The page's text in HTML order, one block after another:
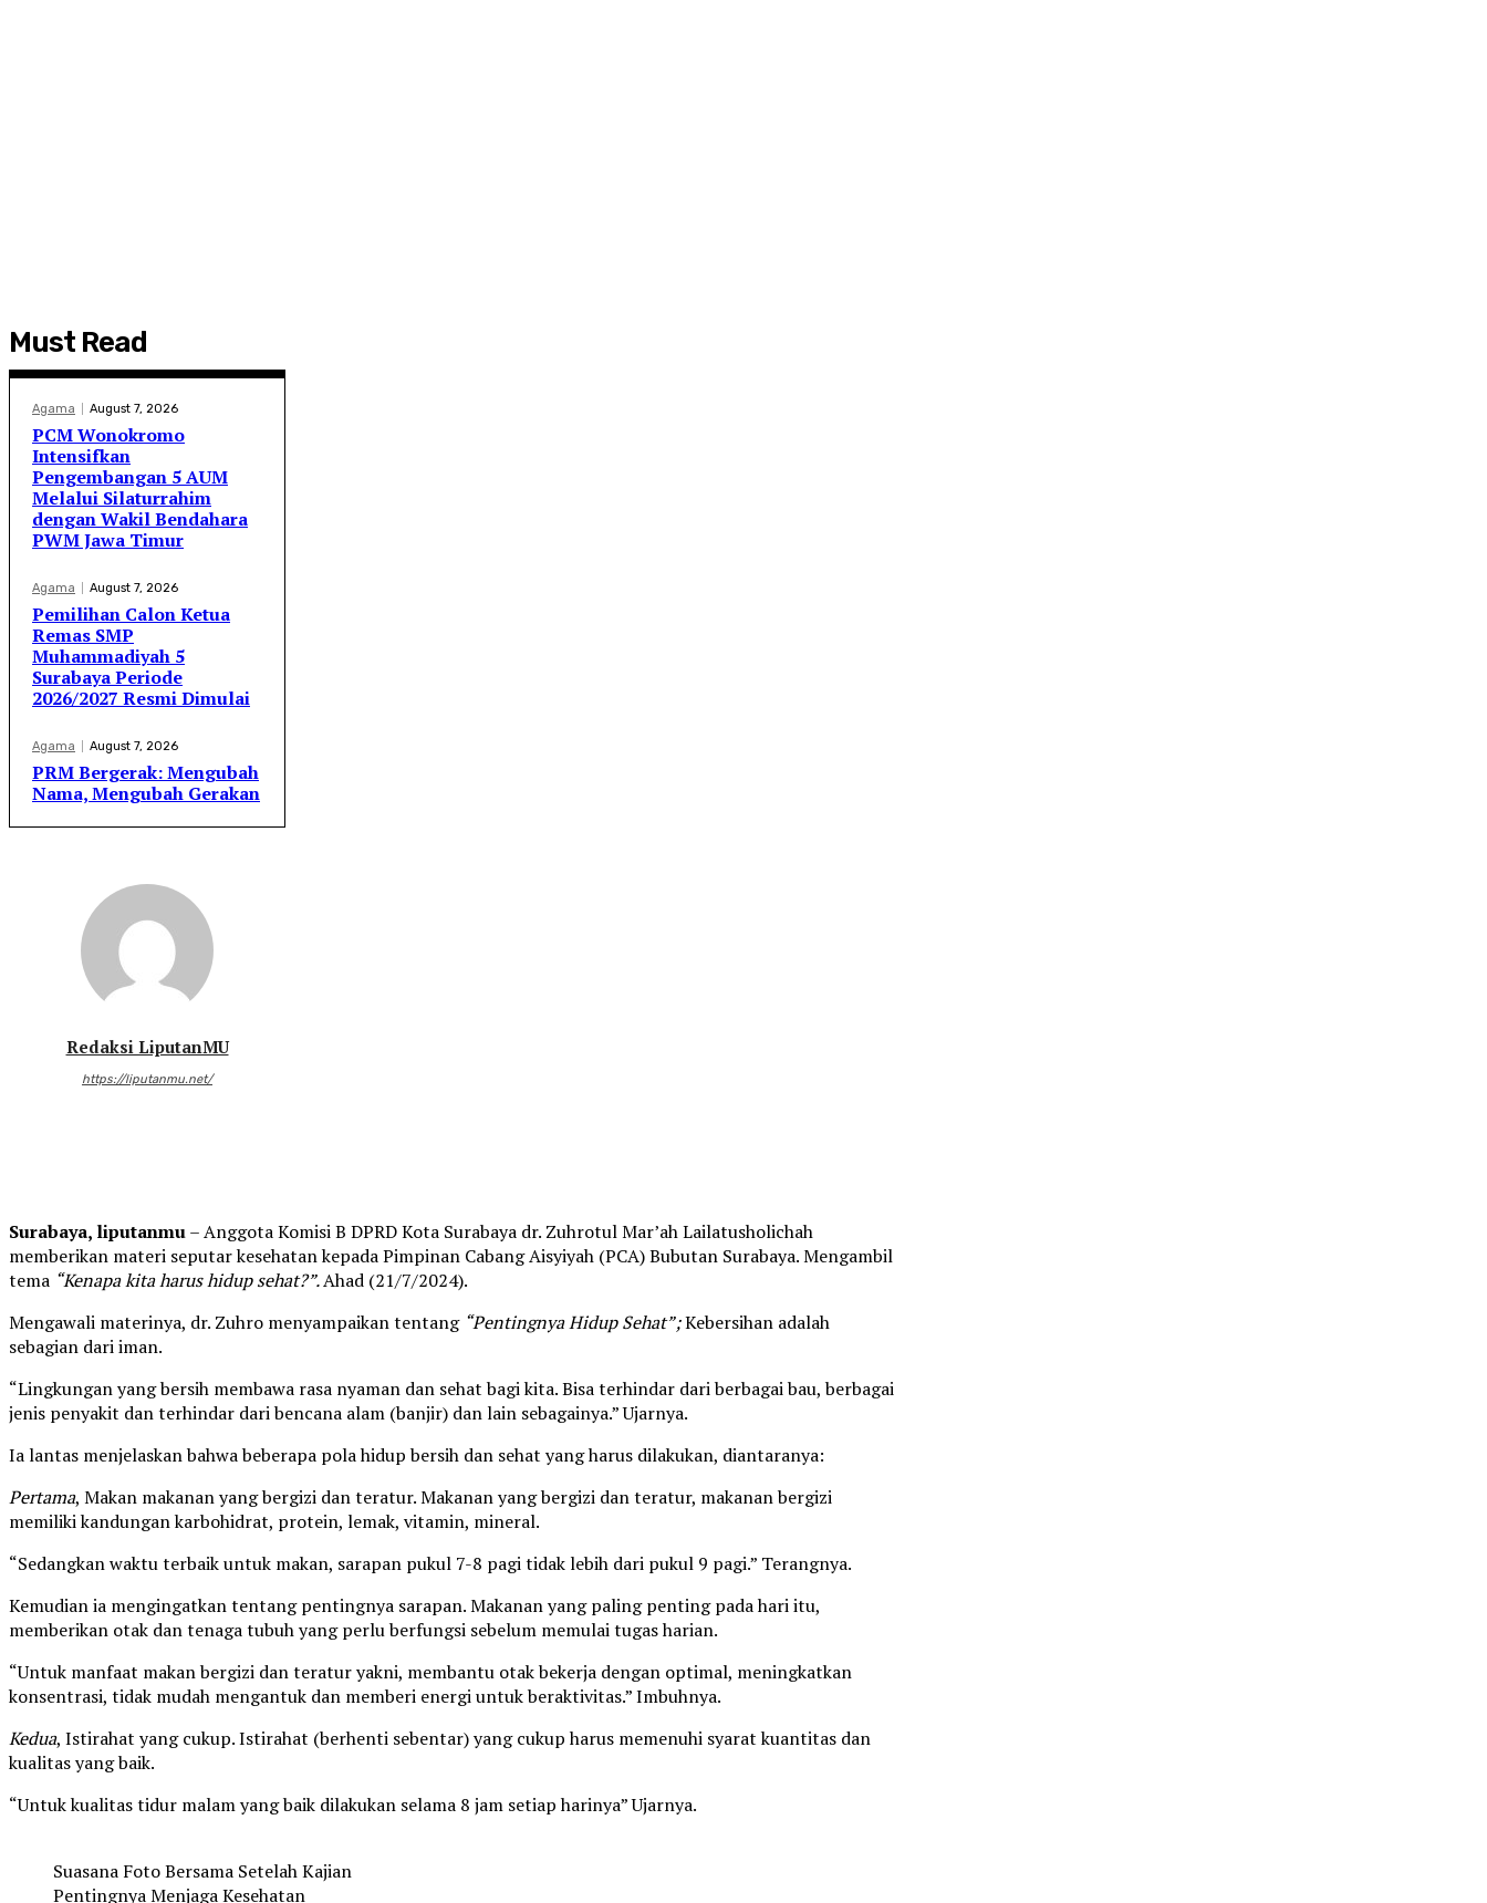
Must Read
Agama August 7, 2026
PCM Wonokromo
Intensifkan
Pengembangan 5 AUM
Melalui Silaturrahim
dengan Wakil Bendahara
PWM Jawa Timur
Agama August 7, 2026
Pemilihan Calon Ketua
Remas SMP
Muhammadiyah 5
Surabaya Periode
2026/2027 Resmi Dimulai
Agama August 7, 2026
PRM Bergerak: Mengubah
Nama, Mengubah Gerakan
Redaksi LiputanMU
https://liputanmu.net/
Surabaya, liputanmu– Anggota Komisi B DPRD Kota Surabaya dr. Zuhrotul Mar’ah Lailatusholichah
memberikan materi seputar kesehatan kepada Pimpinan Cabang Aisyiyah (PCA) Bubutan Surabaya. Mengambil
tema “Kenapa kita harus hidup sehat?”.Ahad (21/7/2024).
Mengawali materinya, dr. Zuhro menyampaikan tentang “Pentingnya Hidup Sehat”;Kebersihan adalah
sebagian dari iman.
“Lingkungan yang bersih membawa rasa nyaman dan sehat bagi kita. Bisa terhindar dari berbagai bau, berbagai
jenis penyakit dan terhindar dari bencana alam (banjir) dan lain sebagainya.” Ujarnya.
Ia lantas menjelaskan bahwa beberapa pola hidup bersih dan sehat yang harus dilakukan, diantaranya:
Pertama, Makan makanan yang bergizi dan teratur. Makanan yang bergizi dan teratur, makanan bergizi
memiliki kandungan karbohidrat, protein, lemak, vitamin, mineral.
“Sedangkan waktu terbaik untuk makan, sarapan pukul 7-8 pagi tidak lebih dari pukul 9 pagi.” Terangnya.
Kemudian ia mengingatkan tentang pentingnya sarapan. Makanan yang paling penting pada hari itu,
memberikan otak dan tenaga tubuh yang perlu berfungsi sebelum memulai tugas harian.
“Untuk manfaat makan bergizi dan teratur yakni, membantu otak bekerja dengan optimal, meningkatkan
konsentrasi, tidak mudah mengantuk dan memberi energi untuk beraktivitas.” Imbuhnya.
Kedua, Istirahat yang cukup. Istirahat (berhenti sebentar) yang cukup harus memenuhi syarat kuantitas dan
kualitas yang baik.
“Untuk kualitas tidur malam yang baik dilakukan selama 8 jam setiap harinya” Ujarnya.
Suasana Foto Bersama Setelah Kajian
Pentingnya Menjaga Kesehatan